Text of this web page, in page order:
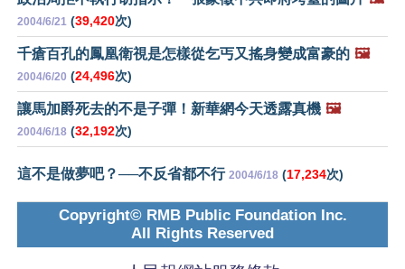
2004/6/21 (39,420次)
千瘡百孔的鳳凰衛視是怎樣從乞丐又搖身變成富豪的 🖼️
2004/6/20 (24,496次)
讓馬加爵死去的不是子彈！新華網今天透露真機 🖼️
2004/6/18 (32,192次)
這不是做夢吧？──不反省都不行 2004/6/18 (17,234次)
Copyright© RMB Public Foundation Inc.
All Rights Reserved